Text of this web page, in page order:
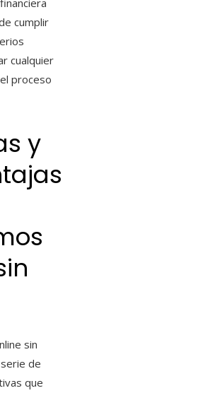
cumplir
cualquier
proceso
y
sin
de
que